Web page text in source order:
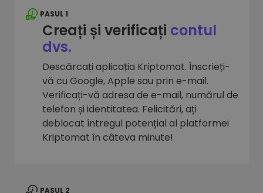
PASUL 1
Creați și verificați contul
dvs.
Descărcați aplicația Kriptomat. Înscrieți-
vă cu Google, Apple sau prin e-mail.
Verificați-vă adresa de e-mail, numărul de
telefon și identitatea. Felicitări, ați
deblocat întregul potențial al platformei
Kriptomat în câteva minute!
PASUL 2